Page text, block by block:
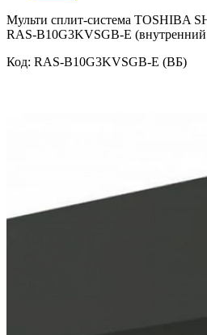
Мульти сплит-система TOSHIBA
RAS-B10G3KVSGB-E
Код: RAS-B10G3KVSGB-E (ВБ)